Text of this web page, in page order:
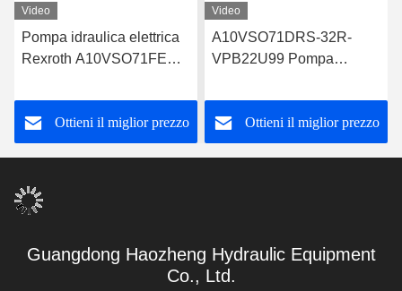
Video
Pompa idraulica elettrica
Rexroth A10VSO71FED-
Ottieni il miglior prezzo
Video
A10VSO71DRS-32R-
VPB22U99 Pompa
robusto
Ottieni il miglior prezzo
Guangdong Haozheng Hydraulic Equipment
Co., Ltd.